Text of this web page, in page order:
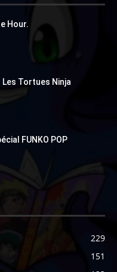
Hour.
Les Tortues Ninja
FUNKO POP
229
151